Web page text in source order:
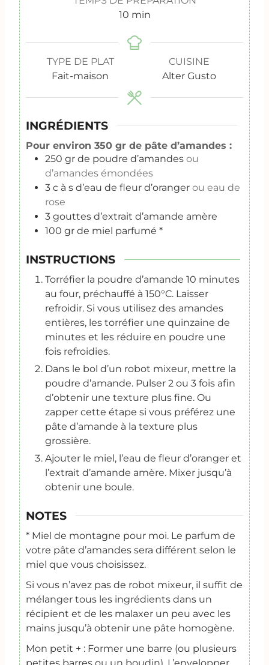
10m
n
s
min
TYPE DE PLAT
Fait-maison
CUISINE
Alter Gusto
INGRÉDIENTS
Pour environ 350 gr de pâte d’amandes :
250 gr de poudre d’amandes ou
d’amandes émondées
3 c à s d’eau de fleur d’oranger ou eau de
rose
3 gouttes d’extrait d’amande amère
100 gr de miel parfumé *
INSTRUCTIONS
Torréfier la poudre d’amande 10 minutes
au four, préchauffé à 150°C. Laisser
refroidir. Si vous utilisez des amandes
entières, les torréfier une quinzaine de
minutes et les réduire en poudre une
fois refroidies.
Dans le bol d’un robot mixeur, mettre la
poudre d’amande. Pulser 2 ou 3 fois afin
d’obtenir une texture plus fine. Ou
zapper cette étape si vous préférez une
pâte d’amande à la texture plus
grossière.
Ajouter le miel, l’eau de fleur d’oranger et
l’extrait d’amande amère. Mixer jusqu’à
obtenir une boule.
NOTES
* Miel de montagne pour moi. Le parfum de
votre pâte d’amandes sera différent selon le
miel que vous choisissez.
Si vous n’avez pas de robot mixeur, il suffit de
mélanger tous les ingrédients dans un
récipient et de les malaxer un peu avec les
mains jusqu’à obtenir une pâte homogène.
Mon petit + : Former une barre (ou plusieurs
petites barres ou un boudin). L’envelopper